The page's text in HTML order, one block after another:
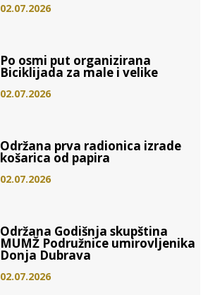
02.07.2026
Po osmi put organizirana
Biciklijada za male i velike
02.07.2026
Održana prva radionica izrade
košarica od papira
02.07.2026
Održana Godišnja skupština
MUMŽ Podružnice umirovljenika
Donja Dubrava
02.07.2026